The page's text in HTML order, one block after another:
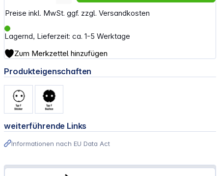
Preise inkl. MwSt. ggf. zzgl. Versandkosten
Lagernd, Lieferzeit: ca. 1-5 Werktage
Zum Merkzettel hinzufügen
Produkteigenschaften
weiterführende Links
Informationen nach EU Data Act